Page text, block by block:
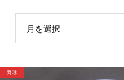
月を選択
サッカー